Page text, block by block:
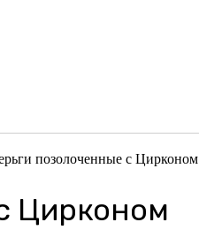
позолоченные с Цирконом
Цирконом